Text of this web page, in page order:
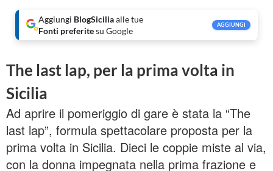
Aggiungi BlogSiciliaalle tue
Fonti preferitesu Google
AGGIUNGI
The last lap, per la prima volta in
Sicilia
Ad aprire il pomeriggio di gare è stata la “The
last lap”, formula spettacolare proposta per la
prima volta in Sicilia. Dieci le coppie miste al via,
con la donna impegnata nella prima frazione e